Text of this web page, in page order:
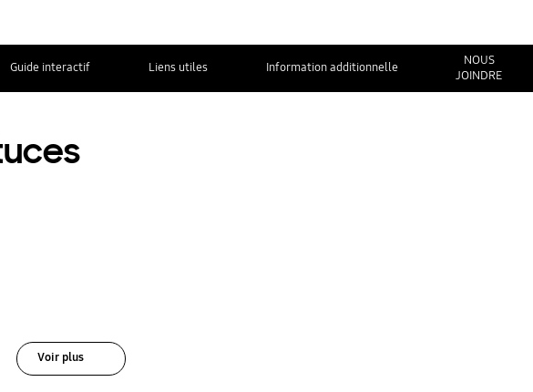
Guide interactif Liens utiles Information additionnelle
NOUS
JOINDRE
Voir plus